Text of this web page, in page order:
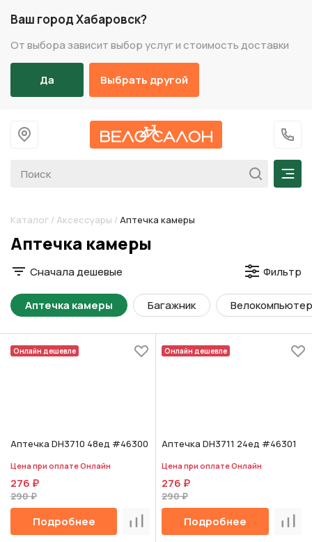
Ваш город Хабаровск?
От выбора зависит выбор услуг и стоимость доставки
Да Выбрать другой
На главную
+7
Каталог / Аксессуары / Аптечка камеры
Разделы каталога
Аптечка камеры
Сначала дешевые Фильтр
Аптечка камеры Багажник Велокомпьютер
Онлайн дешевле
Аптечка DH3710 48ед #46300
Цена при оплате Онлайн
276 ₽
290 ₽
Подробнее Сравнить
Онлайн дешевле
Аптечка DH3711 24ед #46301
Цена при оплате Онлайн
276 ₽
290 ₽
Подробнее